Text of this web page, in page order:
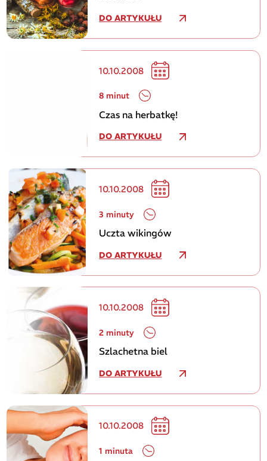
DO ARTYKUŁU
10.10.2008
8 minut
Czas na herbatkę!
DO ARTYKUŁU
10.10.2008
3 minuty
Uczta wikingów
DO ARTYKUŁU
10.10.2008
2 minuty
Szlachetna biel
DO ARTYKUŁU
10.10.2008
1 minuta